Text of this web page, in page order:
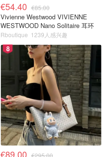
€54.40 €85.00
Vivienne Westwood VIVIENNE
WESTWOOD Nano Solitaire 耳环
Rboutique 1239人感兴趣
8
€89.00 €295.00